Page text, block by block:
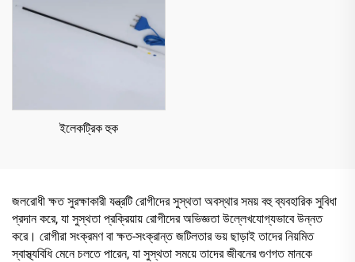
ইলেকট্রিক হুক
জলরোধী ক্ষত সুরক্ষাকারী যন্ত্রটি রোগীদের সুস্থতা অবস্থার সময় বহু ব্যবহারিক সুবিধা
প্রদান করে, যা সুস্থতা প্রক্রিয়ায় রোগীদের অভিজ্ঞতা উল্লেখযোগ্যভাবে উন্নত
করে। রোগীরা সংক্রমণ বা ক্ষত-সংক্রান্ত জটিলতার ভয় ছাড়াই তাদের নিয়মিত
স্বাস্থ্যবিধি মেনে চলতে পারেন, যা সুস্থতা সময়ে তাদের জীবনের গুণগত মানকে